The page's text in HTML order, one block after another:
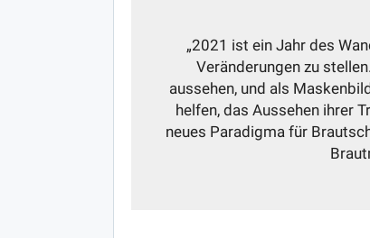
„2021 ist ein Jahr des
Veränderungen zu
aussehen, und als
helfen, das Aussehen ihrer
neues Paradigma für